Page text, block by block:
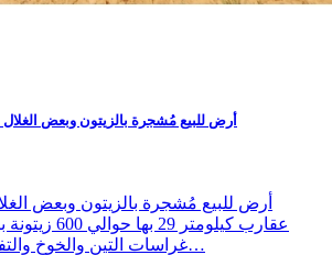
أرض للبيع مُشجرة بالزيتون وبعض الغلال 2هكتارات بالجبارنة عقارب
عقارب
غراسات التين والخوخ والتفاح متوفر بها الماء 2.2…